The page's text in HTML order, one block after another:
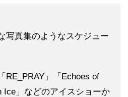
写真集のようなスケジュー
RE_PRAY」「Echoes of
Ice」などのアイスショーか